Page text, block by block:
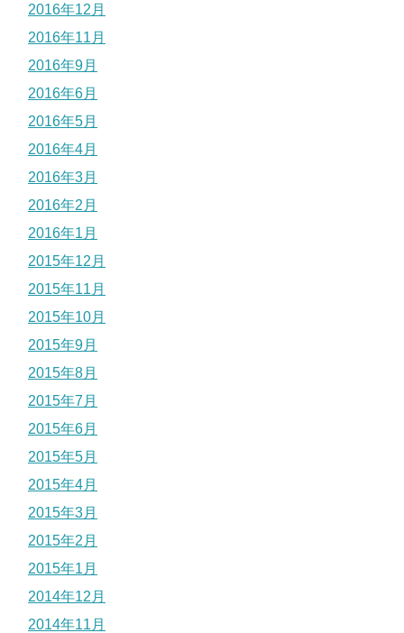
2016年12月
2016年11月
2016年9月
2016年6月
2016年5月
2016年4月
2016年3月
2016年2月
2016年1月
2015年12月
2015年11月
2015年10月
2015年9月
2015年8月
2015年7月
2015年6月
2015年5月
2015年4月
2015年3月
2015年2月
2015年1月
2014年12月
2014年11月